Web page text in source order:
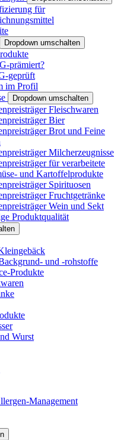
für
Dropdown umschalten
prämiert?
geprüft
im Profil
Dropdown umschalten
Fleischwaren
Bier
Brot und Feine
Milcherzeugnisse
für verarbeitete
und Kartoffelprodukte
Spirituosen
Fruchtgetränke
Wein und Sekt
Produktqualität
und -rohstoffe
Produkte
Wurst
Management